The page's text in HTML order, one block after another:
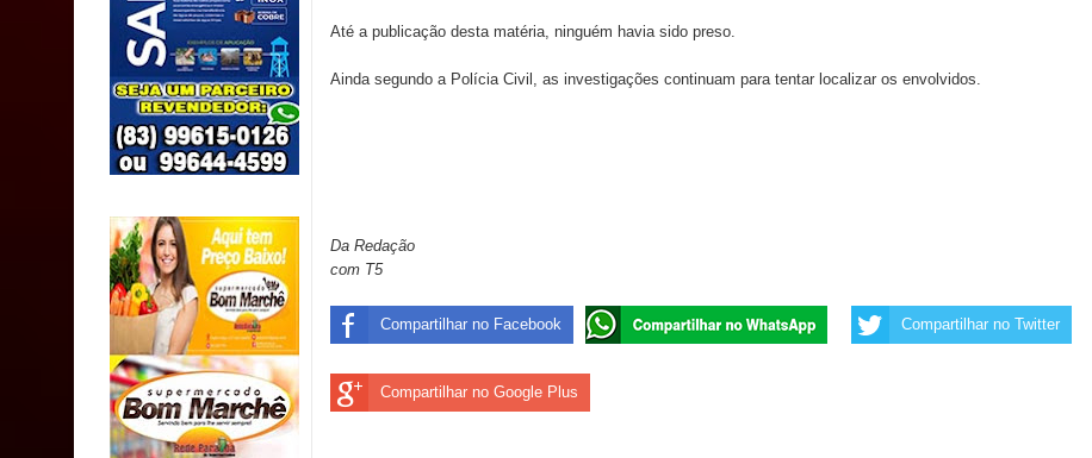
SUS
MULUNGU: Servidora revela Perseguição na Gestão de Daniella Ribeiro e prática repudiável revolta
população
Caldas Brandão: IPMCB responde questionamentos da vereadora Rosângela e afirma que parcelamentos
são referentes a débitos históricos
INCLUSÃO: Prefeitura de Sapé abre inscrições para Programa CNH Social; veja documentação necessária!
Caldas Brandão: alta aprovação popular fortalece gestão de Fábio Rolim e esvazia discurso da oposição
Até a publicação desta matéria, ninguém havia sido preso.
Ainda segundo a Polícia Civil, as investigações continuam para tentar localizar os envolvidos.
Da Redação
com T5
Compartilhar no Facebook Compartilhar no Twitter
Compartilhar no Google Plus